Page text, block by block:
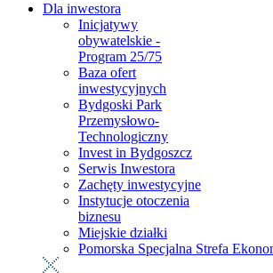
Dla inwestora
Inicjatywy
obywatelskie -
Program 25/75
Baza ofert
inwestycyjnych
Bydgoski Park
Przemysłowo-
Technologiczny
Invest in Bydgoszcz
Serwis Inwestora
Zachęty inwestycyjne
Instytucje otoczenia
biznesu
Miejskie działki
Pomorska Specjalna Strefa